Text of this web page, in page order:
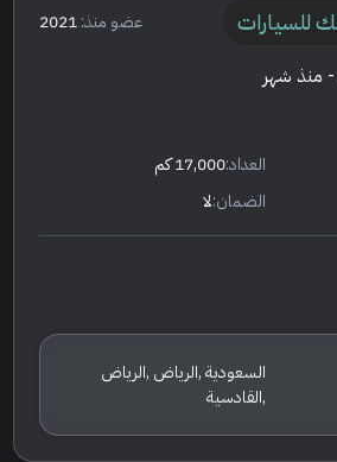
للسيارات عضو منذ:2021
- منذ شهر
العداد:17,000 كم
الضمان:لا
السعودية ,الرياض ,الرياض
,القادسية